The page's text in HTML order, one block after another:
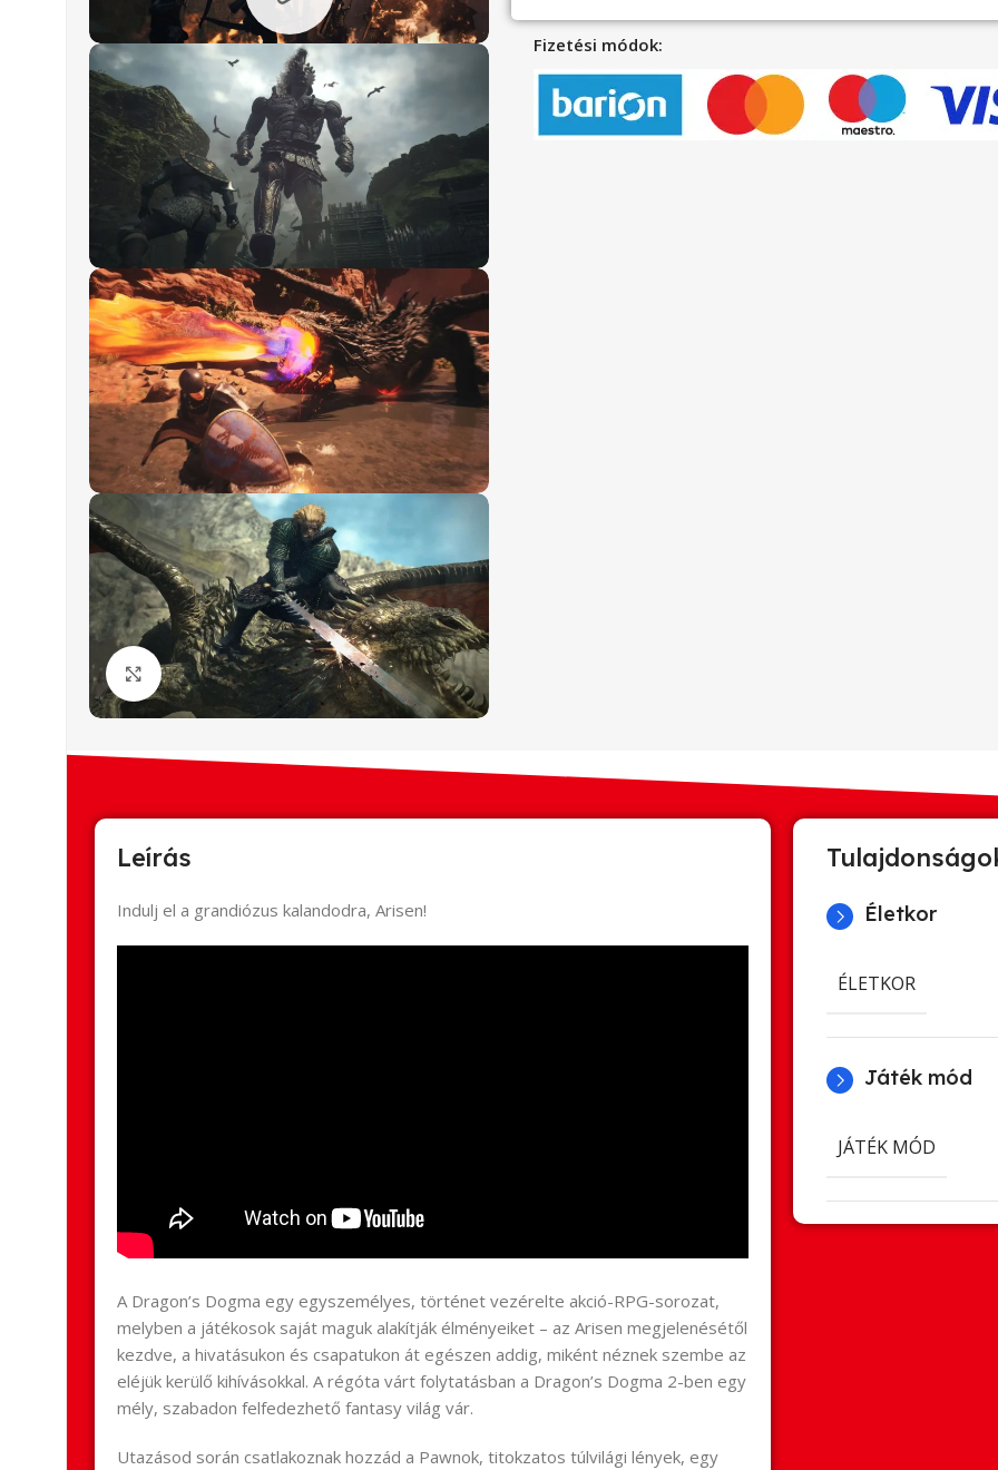
Click to enlarge
Fizetési módok:
Leírás
Indulj el a grandiózus kalandodra, Arisen!
A Dragon’s Dogma egy egyszemélyes, történet vezérelte akció-RPG-sorozat,
melyben a játékosok saját maguk alakítják élményeiket – az Arisen megjelenésétől
kezdve, a hivatásukon és csapatukon át egészen addig, miként néznek szembe az
eléjük kerülő kihívásokkal. A régóta várt folytatásban a Dragon’s Dogma 2-ben egy
mély, szabadon felfedezhető fantasy világ vár.
Utazásod során csatlakoznak hozzád a Pawnok, titokzatos túlvilági lények, egy
Életkor
ÉLETKOR
Játék mód
JÁTÉK MÓD